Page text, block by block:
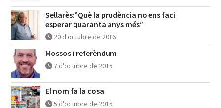
Sellarès:”Què la prudència no ens faci
esperar quaranta anys més”
20 d'octubre de 2016
Mossos i referèndum
7 d'octubre de 2016
El nom fa la cosa
5 d'octubre de 2016